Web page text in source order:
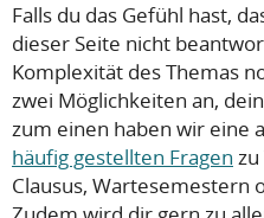
Falls du das Gefühl hast,
dieser Seite nicht
Komplexität des Themas
zwei Möglichkeiten an,
zum einen haben wir eine
häufig gestellten Fragen
Clausus, Wartesemestern